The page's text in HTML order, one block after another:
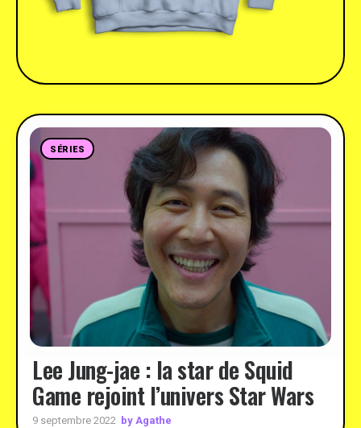
SÉRIES
Lee Jung-jae : la star de Squid
Game rejoint l’univers Star Wars
9 septembre 2022 by Agathe